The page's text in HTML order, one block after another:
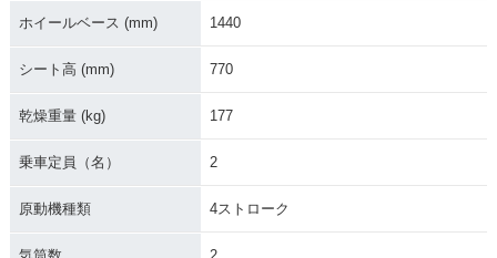
ホイールベース (mm) 1440
シート高 (mm) 770
乾燥重量 (kg) 177
乗車定員（名） 2
原動機種類 4ストローク